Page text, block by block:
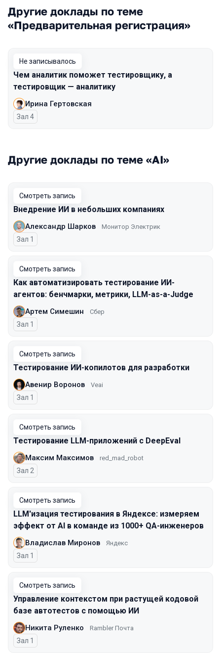
Другие доклады по теме
«Предварительная регистрация»
Не записывалось
Чем аналитик поможет тестировщику, а
тестировщик — аналитику
Ирина Гертовская
Зал 4
Другие доклады по теме «AI»
Смотреть запись
Внедрение ИИ в небольших компаниях
Александр Шарков Монитор Электрик
Зал 1
Смотреть запись
Как автоматизировать тестирование ИИ-
агентов: бенчмарки, метрики, LLM-as-a-Judge
Артем Симешин Сбер
Зал 1
Смотреть запись
Тестирование ИИ-копилотов для разработки
Авенир Воронов Veai
Зал 1
Смотреть запись
Тестирование LLM-приложений с DeepEval
Максим Максимов red_mad_robot
Зал 2
Смотреть запись
LLM'изация тестирования в Яндексе: измеряем
эффект от AI в команде из 1000+ QA-инженеров
Владислав Миронов Яндекс
Зал 1
Смотреть запись
Управление контекстом при растущей кодовой
базе автотестов с помощью ИИ
Никита Руленко Rambler Почта
Зал 1